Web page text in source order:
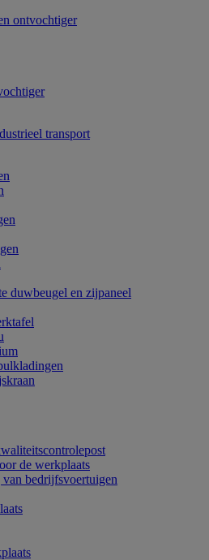
ontvochtiger
transport
duwbeugel en zijpaneel
de werkplaats
bedrijfsvoertuigen